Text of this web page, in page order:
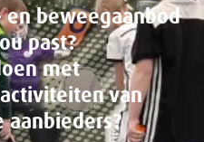
en beweegaanbod
past?
met
van
aanbieders?